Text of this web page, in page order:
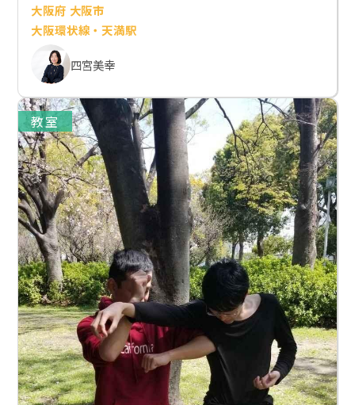
大阪府 大阪市
大阪環状線・天満駅
四宮美幸
教室